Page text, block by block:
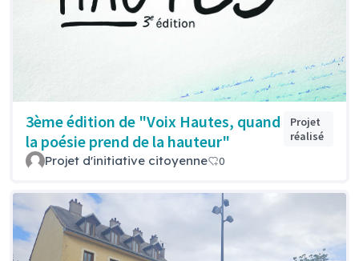
3ème édition de "Voix Hautes, quand
la poésie prend de la hauteur"
Projet
réalisé
Projet d'initiative citoyenne 0